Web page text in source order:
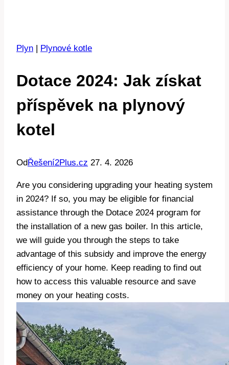
Plyn | Plynové kotle
Dotace 2024: Jak získat
příspěvek na plynový
kotel
OdŘešení2Plus.cz 27. 4. 2026
Are you considering upgrading your heating system
in 2024? If so, you may be eligible for financial
assistance through the Dotace 2024 program for
the installation of a new gas boiler. In this article,
we will guide you through the steps to take
advantage of this subsidy and improve the energy
efficiency of your home. Keep reading to find out
how to access this valuable resource and save
money on your heating costs.